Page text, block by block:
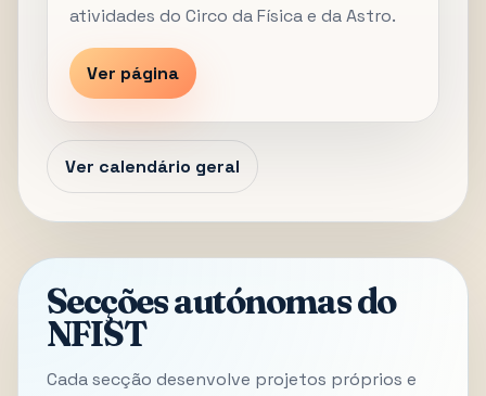
atividades do Circo da Física e da Astro.
Ver página
Ver calendário geral
Secções autónomas do
NFIST
Cada secção desenvolve projetos próprios e